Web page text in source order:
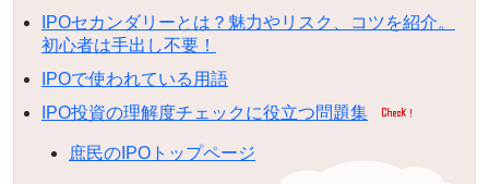
IPOセカンダリーとは？魅力やリスク、コツを紹介。
初心者は手出し不要！
IPOで使われている用語
IPO投資の理解度チェックに役立つ問題集
庶民のIPOトップページ